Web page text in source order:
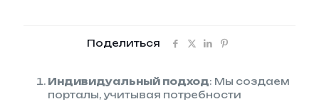
Поделиться
Индивидуальный подход: Мы создаем
порталы, учитывая потребности